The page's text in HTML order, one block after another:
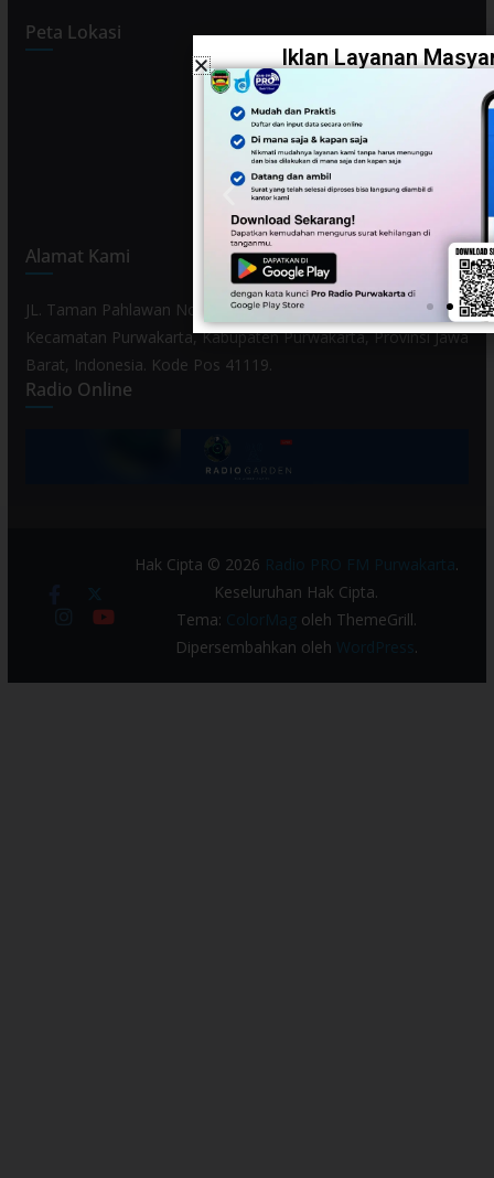
Peta Lokasi
Alamat Kami
JL. Taman Pahlawan No. 80, Kelurahan Purwamekar,
Kecamatan Purwakarta, Kabupaten Purwakarta, Provinsi Jawa
Barat, Indonesia. Kode Pos 41119.
Radio Online
Hak Cipta © 2026 Radio PRO FM Purwakarta.
Keseluruhan Hak Cipta.
Tema: ColorMagoleh ThemeGrill.
Dipersembahkan oleh WordPress .
Iklan Layanan